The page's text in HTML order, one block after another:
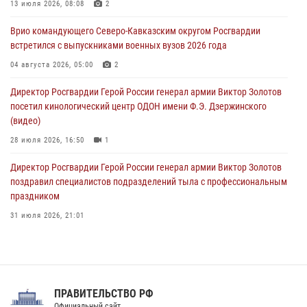
определили на Кубани
В Кузбассе росгвардейцы помогли вернуть горожанке пропавшую
мать
13 июля 2026, 08:08 2
Врио командующего Северо-Кавказским округом Росгвардии
встретился с выпускниками военных вузов 2026 года
04 августа 2026, 05:00 2
Директор Росгвардии Герой России генерал армии Виктор Золотов
посетил кинологический центр ОДОН имени Ф.Э. Дзержинского
(видео)
28 июля 2026, 16:50 1
Директор Росгвардии Герой России генерал армии Виктор Золотов
поздравил специалистов подразделений тыла с профессиональным
праздником
31 июля 2026, 21:01
Праздник «Один день с Росгвардией» к 105-летию Центрального
ПРАВИТЕЛЬСТВО РФ